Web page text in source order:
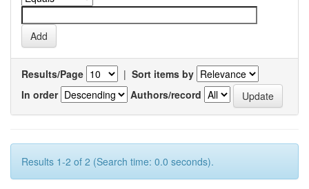
Results/Page | Sort items by
In order
Authors/record
Results 1-2 of 2 (Search time: 0.0 seconds).